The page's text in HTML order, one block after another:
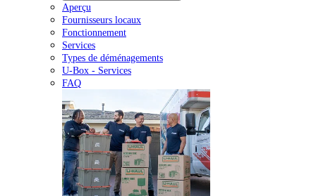
Aperçu
Fournisseurs locaux
Fonctionnement
Services
Types de déménagements
U-Box - Services
FAQ